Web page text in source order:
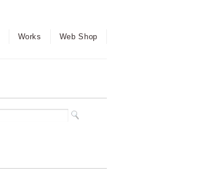
Works Web Shop